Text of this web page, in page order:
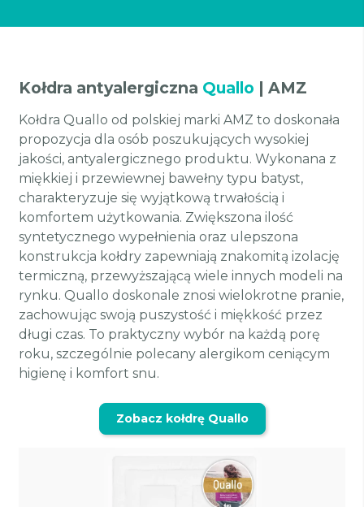
Kołdra antyalergiczna Quallo | AMZ
Kołdra Quallo od polskiej marki AMZ to doskonała
propozycja dla osób poszukujących wysokiej
jakości, antyalergicznego produktu. Wykonana z
miękkiej i przewiewnej bawełny typu batyst,
charakteryzuje się wyjątkową trwałością i
komfortem użytkowania. Zwiększona ilość
syntetycznego wypełnienia oraz ulepszona
konstrukcja kołdry zapewniają znakomitą izolację
termiczną, przewyższającą wiele innych modeli na
rynku. Quallo doskonale znosi wielokrotne pranie,
zachowując swoją puszystość i miękkość przez
długi czas. To praktyczny wybór na każdą porę
roku, szczególnie polecany alergikom ceniącym
higienę i komfort snu.
Zobacz kołdrę Quallo